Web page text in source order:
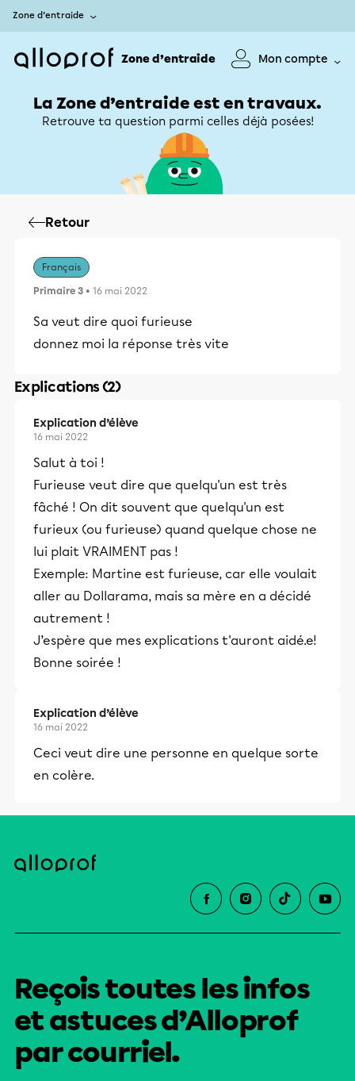
Zone d’entraide
Zone d’entraide Mon compte
La Zone d’entraide est en travaux.
Retrouve ta question parmi celles déjà posées!
Retour
Français
Primaire 3 • 16 mai 2022
Sa veut dire quoi furieuse
donnez moi la réponse très vite
Explications (2)
Explication d’élève
16 mai 2022
Salut à toi !
Furieuse veut dire que quelqu'un est très
fâché ! On dit souvent que quelqu'un est
furieux (ou furieuse) quand quelque chose ne
lui plait VRAIMENT pas !
Exemple: Martine est furieuse, car elle voulait
aller au Dollarama, mais sa mère en a décidé
autrement !
J’espère que mes explications t'auront aidé.e!
Bonne soirée !
Explication d’élève
16 mai 2022
Ceci veut dire une personne en quelque sorte
en colère.
Reçois toutes les infos
et astuces d’Alloprof
par courriel.